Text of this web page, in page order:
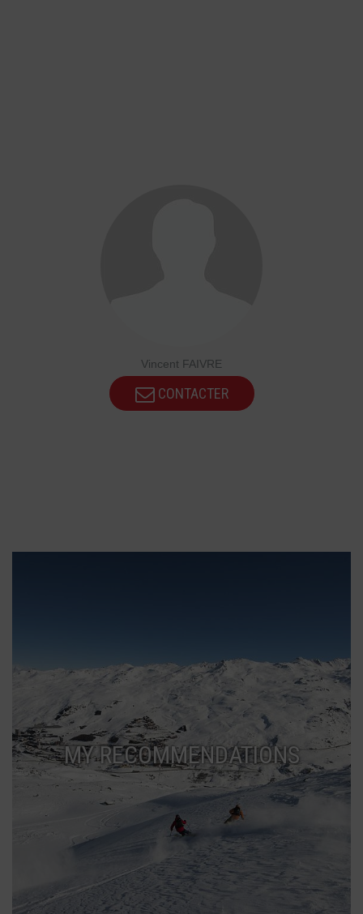
Vincent FAIVRE
CONTACTER
MY RECOMMENDATIONS